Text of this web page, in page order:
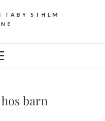
TÄBY STHLM
barn